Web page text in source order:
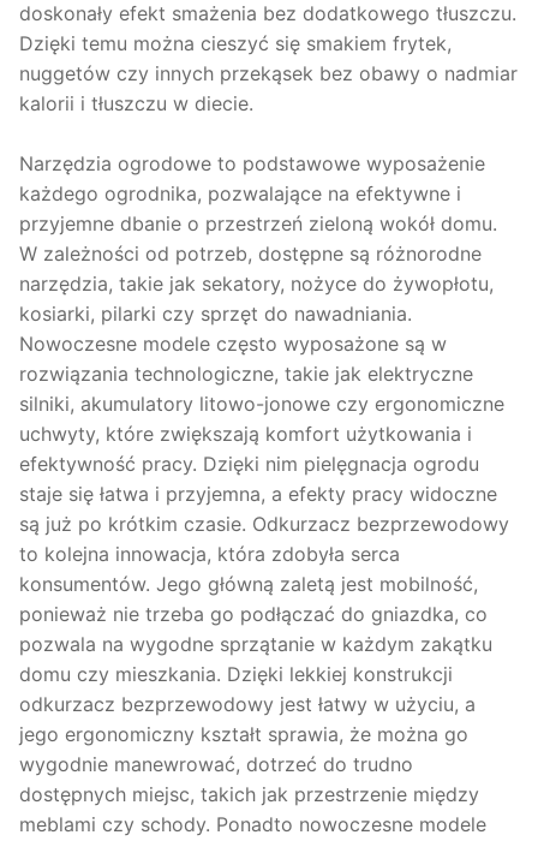
doskonały efekt smażenia bez dodatkowego tłuszczu.
Dzięki temu można cieszyć się smakiem frytek,
nuggetów czy innych przekąsek bez obawy o nadmiar
kalorii i tłuszczu w diecie.
Narzędzia ogrodowe to podstawowe wyposażenie
każdego ogrodnika, pozwalające na efektywne i
przyjemne dbanie o przestrzeń zieloną wokół domu.
W zależności od potrzeb, dostępne są różnorodne
narzędzia, takie jak sekatory, nożyce do żywopłotu,
kosiarki, pilarki czy sprzęt do nawadniania.
Nowoczesne modele często wyposażone są w
rozwiązania technologiczne, takie jak elektryczne
silniki, akumulatory litowo-jonowe czy ergonomiczne
uchwyty, które zwiększają komfort użytkowania i
efektywność pracy. Dzięki nim pielęgnacja ogrodu
staje się łatwa i przyjemna, a efekty pracy widoczne
są już po krótkim czasie. Odkurzacz bezprzewodowy
to kolejna innowacja, która zdobyła serca
konsumentów. Jego główną zaletą jest mobilność,
ponieważ nie trzeba go podłączać do gniazdka, co
pozwala na wygodne sprzątanie w każdym zakątku
domu czy mieszkania. Dzięki lekkiej konstrukcji
odkurzacz bezprzewodowy jest łatwy w użyciu, a
jego ergonomiczny kształt sprawia, że można go
wygodnie manewrować, dotrzeć do trudno
dostępnych miejsc, takich jak przestrzenie między
meblami czy schody. Ponadto nowoczesne modele